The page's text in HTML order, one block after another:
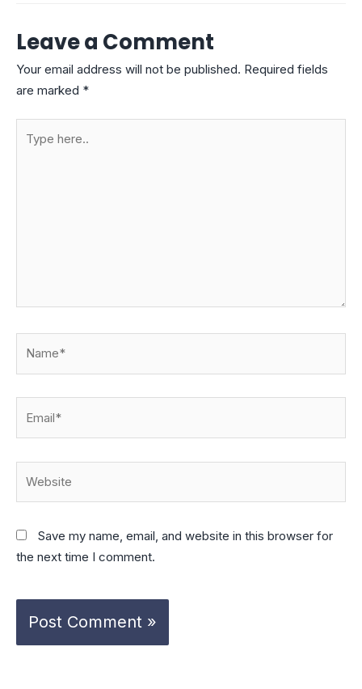
Leave a Comment
Your email address will not be published. Required fields
are marked *
here..
Save my name, email, and website in this browser for
the next time I comment.